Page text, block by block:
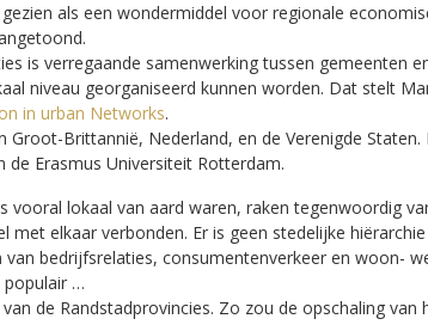
als een wondermiddel voor regionale
is verregaande samenwerking tussen gemeenten
niveau georganiseerd kunnen worden. Dat stelt
in urban Networks.
Groot-Brittannië, Nederland, en de Verenigde
Erasmus Universiteit Rotterdam.
vooral lokaal van aard waren, raken tegenwoordig
met elkaar verbonden. Er is geen stedelijke
bedrijfsrelaties, consumentenverkeer en woon-
populair …
de Randstadprovincies. Zo zou de opschaling van